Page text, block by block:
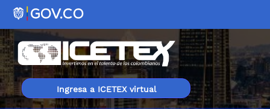
Ingresa a ICETEX virtual